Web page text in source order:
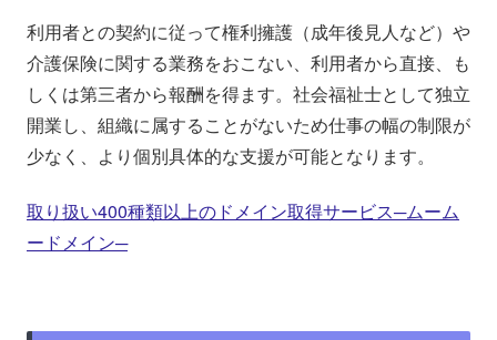
利用者との契約に従って権利擁護（成年後見人など）や
介護保険に関する業務をおこない、利用者から直接、も
しくは第三者から報酬を得ます。社会福祉士として独立
開業し、組織に属することがないため仕事の幅の制限が
少なく、より個別具体的な支援が可能となります。
取り扱い400種類以上のドメイン取得サービス─ムーム
ードメイン─